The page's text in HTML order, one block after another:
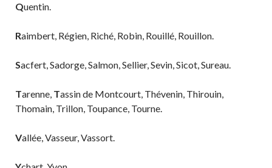
Quentin.
Raimbert, Régien, Riché, Robin, Rouillé, Rouillon.
Sacfert, Sadorge, Salmon, Sellier, Sevin, Sicot, Sureau.
Tarenne, Tassin de Montcourt, Thévenin, Thirouin,
Thomain, Trillon, Toupance, Tourne.
Vallée, Vasseur, Vassort.